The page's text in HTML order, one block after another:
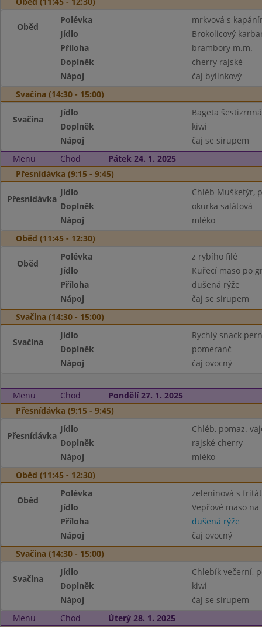
Oběd
Polévka
mrkvová s
Jídlo
Brokolicový
Příloha
brambory m.m.
Doplněk
cherry rajské
Nápoj
čaj bylinkový
Svačina (14:30 - 15:00)
Svačina
Jídlo
Bageta
Doplněk
kiwi
Nápoj
čaj se sirupem
Menu
Chod
Pátek 24. 1. 2025
Přesnídávka (9:15 - 9:45)
Přesnídávka
Jídlo
Chléb Mušketýr,
Doplněk
okurka salátová
Nápoj
mléko
Oběd (11:45 - 12:30)
Oběd
Polévka
z rybího filé
Jídlo
Kuřecí maso po
Příloha
dušená rýže
Nápoj
čaj se sirupem
Svačina (14:30 - 15:00)
Svačina
Jídlo
Rychlý snack
Doplněk
pomeranč
Nápoj
čaj ovocný
Menu Chod
Pondělí 27. 1. 2025
Přesnídávka (9:15 - 9:45)
Přesnídávka
Jídlo
Chléb, pomaz.
Doplněk
rajské cherry
Nápoj
mléko
Oběd (11:45 - 12:30)
Oběd
Polévka
zeleninová s
Jídlo
Vepřové maso
Příloha
dušená rýže
Nápoj
čaj ovocný
Svačina (14:30 - 15:00)
Svačina
Jídlo
Chlebík večerní,
Doplněk
kiwi
Nápoj
čaj se sirupem
Menu
Chod
Úterý 28. 1. 2025